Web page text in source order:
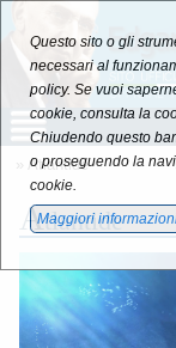
» Atlantide
Atlantide
Questo sito o gli
necessari al
policy. Se vuoi
cookie, consulta la
Chiudendo questo
o proseguendo la
cookie.
Maggiori